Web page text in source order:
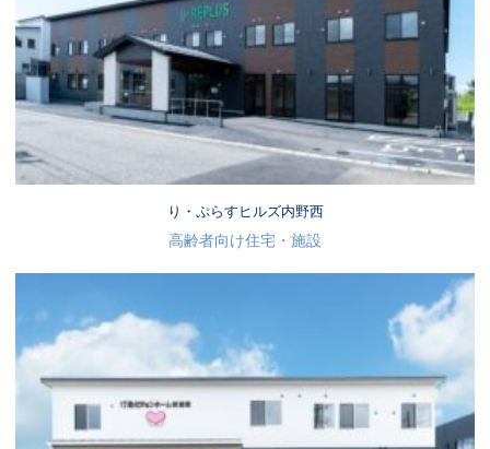
り・ぷらすヒルズ内野西
高齢者向け住宅・施設